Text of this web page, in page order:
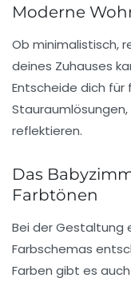
Moderne
Ob minimalistisch,
deines Zuhauses
Entscheide dich für
Stauraumlösungen
reflektieren.
Das
Farbtönen
Bei der Gestaltung
Farbschemas
Farben gibt es